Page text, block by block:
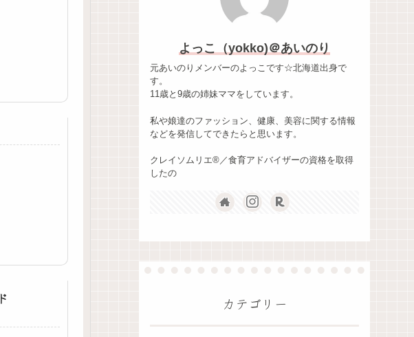
よっこ（yokko)＠あいのり
元あいのりメンバーのよっこです☆北海道出身で
す。
11歳と9歳の姉妹ママをしています。
私や娘達のファッション、健康、美容に関する情報
などを発信してできたらと思います。
クレイソムリエ®️／食育アドバイザーの資格を取得
したの
カテゴリー